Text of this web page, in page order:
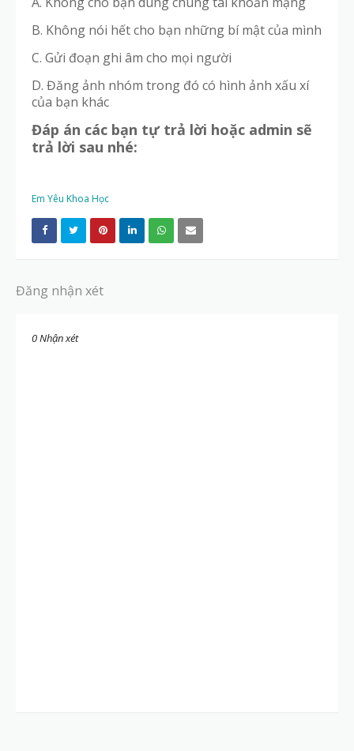
B. Không nói hết cho bạn những bí mật của mình
C. Gửi đoạn ghi âm cho mọi người
D. Đăng ảnh nhóm trong đó có hình ảnh xấu xí
của bạn khác
Đáp án các bạn tự trả lời hoặc admin sẽ
trả lời sau nhé:
Em Yêu Khoa Học
Đăng nhận xét
0 Nhận xét